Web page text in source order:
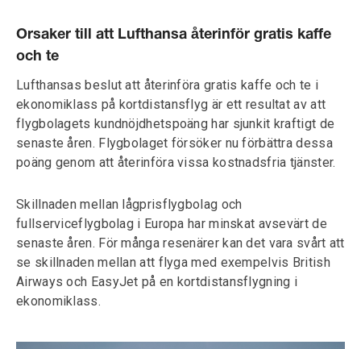
Orsaker till att Lufthansa återinför gratis kaffe
och te
Lufthansas beslut att återinföra gratis kaffe och te i
ekonomiklass på kortdistansflyg är ett resultat av att
flygbolagets kundnöjdhetspoäng har sjunkit kraftigt de
senaste åren. Flygbolaget försöker nu förbättra dessa
poäng genom att återinföra vissa kostnadsfria tjänster.
Skillnaden mellan lågprisflygbolag och
fullserviceflygbolag i Europa har minskat avsevärt de
senaste åren. För många resenärer kan det vara svårt att
se skillnaden mellan att flyga med exempelvis British
Airways och EasyJet på en kortdistansflygning i
ekonomiklass.